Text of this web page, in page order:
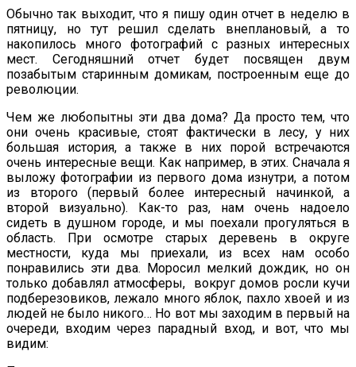
Обычно так выходит, что я пишу один отчет в неделю в
пятницу, но тут решил сделать внеплановый, а то
накопилось много фотографий с разных интересных
мест. Сегодняшний отчет будет посвящен двум
позабытым старинным домикам, построенным еще до
революции.
Чем же любопытны эти два дома? Да просто тем, что
они очень красивые, стоят фактически в лесу, у них
большая история, а также в них порой встречаются
очень интересные вещи. Как например, в этих. Сначала я
выложу фотографии из первого дома изнутри, а потом
из второго (первый более интересный начинкой, а
второй визуально). Как-то раз, нам очень надоело
сидеть в душном городе, и мы поехали прогуляться в
область. При осмотре старых деревень в округе
местности, куда мы приехали, из всех нам особо
понравились эти два. Моросил мелкий дождик, но он
только добавлял атмосферы, вокруг домов росли кучи
подберезовиков, лежало много яблок, пахло хвоей и из
людей не было никого… Но вот мы заходим в первый на
очереди, входим через парадный вход, и вот, что мы
видим: